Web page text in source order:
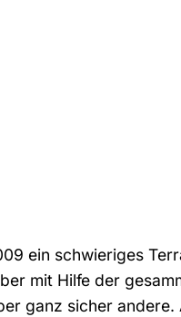
ein schwieriges
mit Hilfe der
ganz sicher